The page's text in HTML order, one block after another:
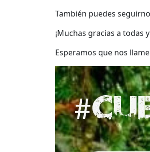
También puedes
¡Muchas gracias a todas
Esperamos que nos